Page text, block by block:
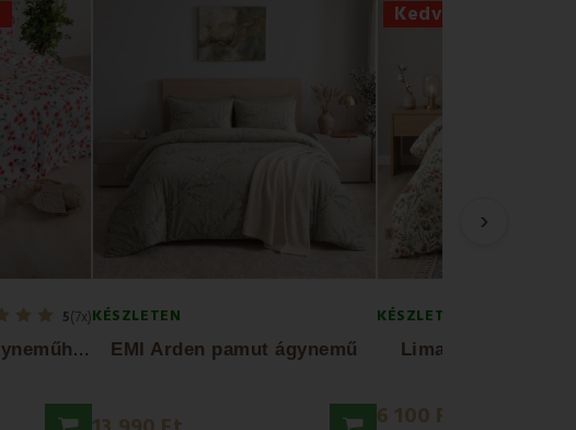
5(7x)
E
MI Pipacs pamut ágyneműhuzat 140x200 + 70x90
KÉSZLETEN
EMI Arden pamut ágynemű
Kedvezmény -56%
KÉSZLETEN
Lima EMI pamut
6 100 Ft
›